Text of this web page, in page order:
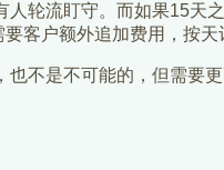
轮流盯守。而如果15天
客户额外追加费用，按天
是不可能的，但需要更